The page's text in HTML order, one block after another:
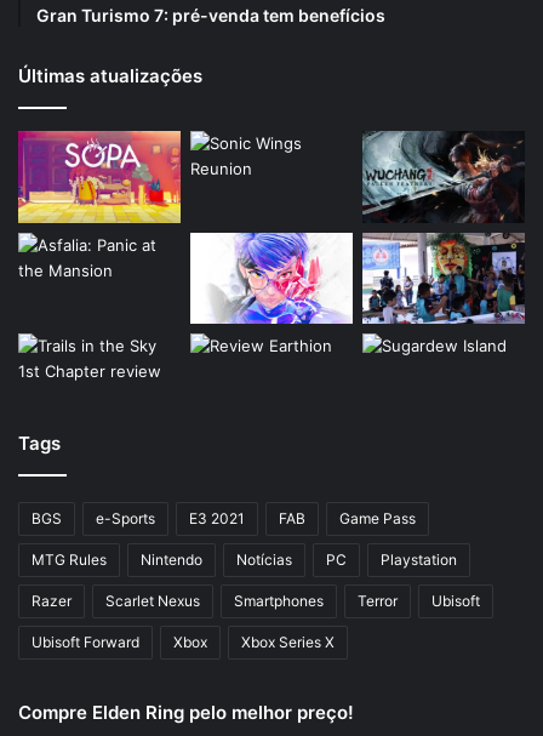
Gran Turismo 7: pré-venda tem benefícios
Últimas atualizações
Tags
BGS e-Sports E3 2021 FAB Game Pass
MTG Rules Nintendo Notícias PC Playstation
Razer Scarlet Nexus Smartphones Terror Ubisoft
Ubisoft Forward Xbox Xbox Series X
Compre Elden Ring pelo melhor preço!